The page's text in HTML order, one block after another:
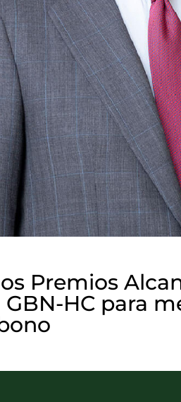
Premios
HC para